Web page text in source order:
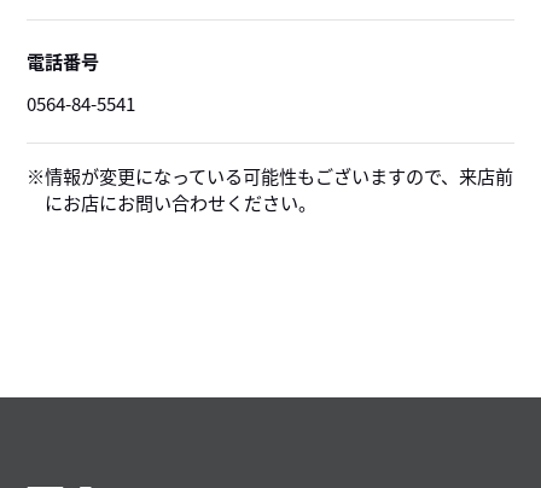
電話番号
0564-84-5541